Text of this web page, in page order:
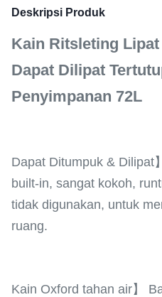
Deskripsi Produk
Kain Ritsleting
Dapat Dilipat
Penyimpanan 72L
Dapat Ditumpuk & Dilipat
built-in, sangat kokoh,
tidak digunakan, untuk
ruang.
Kain Oxford tahan air】